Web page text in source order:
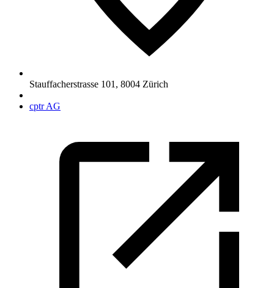
Stauffacherstrasse 101 , 8004 Zürich
cptr AG